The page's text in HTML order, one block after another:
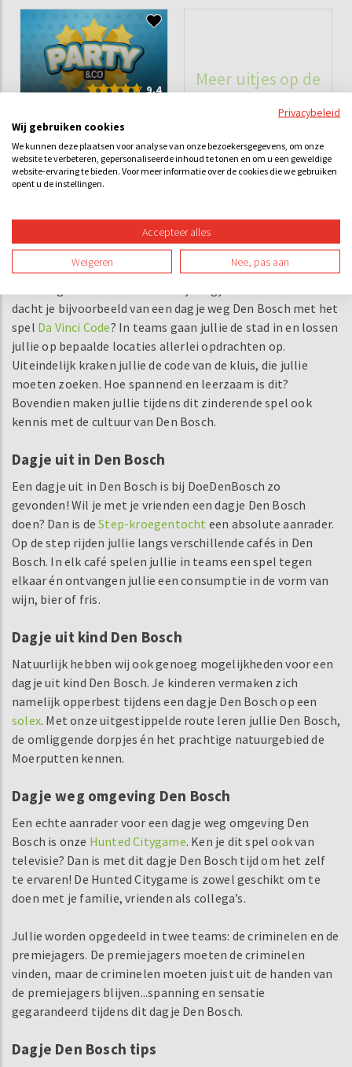
9.4
Party & Co in Den Bosch
v.a. €28,08
Meer uitjes op de
Wat je groepssamenstelling ook is, er is altijd een activiteit
dacht je bijvoorbeeld van een dagje weg Den Bosch met het
spel Da Vinci Code? In teams gaan jullie de stad in en lossen
jullie op bepaalde locaties allerlei opdrachten op.
Uiteindelijk kraken jullie de code van de kluis, die jullie
moeten zoeken. Hoe spannend en leerzaam is dit?
Bovendien maken jullie tijdens dit zinderende spel ook
kennis met de cultuur van Den Bosch.
Dagje uit in Den Bosch
Een dagje uit in Den Bosch is bij DoeDenBosch zo
gevonden! Wil je met je vrienden een dagje Den Bosch
doen? Dan is deStep-kroegentocht een absolute aanrader.
Op de step rijden jullie langs verschillende cafés in Den
Bosch. In elk café spelen jullie in teams een spel tegen
elkaar én ontvangen jullie een consumptie in de vorm van
wijn, bier of fris.
Dagje uit kind Den Bosch
Natuurlijk hebben wij ook genoeg mogelijkheden voor een
dagje uit kind Den Bosch. Je kinderen vermaken zich
namelijk opperbest tijdens een dagje Den Bosch op een
solex. Met onze uitgestippelde route leren jullie Den Bosch,
de omliggende dorpjes én het prachtige natuurgebied de
Moerputten kennen.
Dagje weg omgeving Den Bosch
Een echte aanrader voor een dagje weg omgeving Den
Bosch is onze Hunted Citygame. Ken je dit spel ook van
televisie? Dan is met dit dagje Den Bosch tijd om het zelf
te ervaren! De Hunted Citygame is zowel geschikt om te
doen met je familie, vrienden als collega’s.
Jullie worden opgedeeld in twee teams: de criminelen en de
premiejagers. De premiejagers moeten de criminelen
vinden, maar de criminelen moeten juist uit de handen van
de premiejagers blijven...spanning en sensatie
gegarandeerd tijdens dit dagje Den Bosch.
Dagje Den Bosch tips
Privacybeleid
Wij gebruiken cookies
We kunnen deze plaatsen voor analyse van onze bezoekersgegevens, om onze
website te verbeteren, gepersonaliseerde inhoud te tonen en om u een geweldige
website-ervaring te bieden. Voor meer informatie over de cookies die we gebruiken
opent u de instellingen.
Accepteer alles
Weigeren Nee, pas aan